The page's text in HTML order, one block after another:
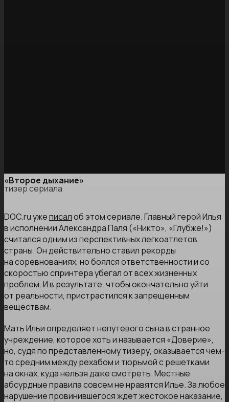
«Второе дыхание»
тизер сериала
DOC.ru ужеписалоб этом сериале. Главный герой Илья
в исполнении Александра Паля («Никто», «Глубже!»)
считался одним из перспективных легкоатлетов
страны. Он действительно ставил рекорды
на соревнованиях, но боялся ответственности и со
скоростью спринтера убегал от всех жизненных
проблем. И в результате, чтобы окончательно уйти
от реальности, пристрастился к запрещенным
веществам.
Мать Ильи определяет непутевого сына в странное
учреждение, которое хоть и называется «Доверие»,
но, судя по представленному тизеру, оказывается чем-
то средним между рехабом и тюрьмой с решетками
на окнах, куда нельзя даже смотреть. Местные
абсурдные правила совсем не нравятся Илье. За любое
нарушение провинившегося ждет жестокое наказание,